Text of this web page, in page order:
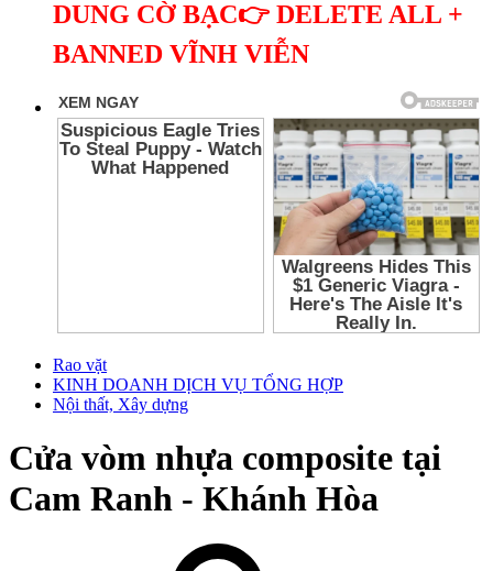
DUNG CỜ BẠC👉 DELETE ALL +
BANNED VĨNH VIỄN
Rao vặt
KINH DOANH DỊCH VỤ TỔNG HỢP
Nội thất, Xây dựng
Cửa vòm nhựa composite tại
Cam Ranh - Khánh Hòa